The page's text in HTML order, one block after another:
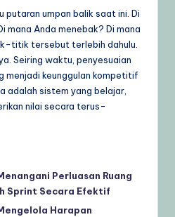
putaran umpan balik saat ini. Di
mana Anda menebak? Di mana
titik tersebut terlebih dahulu.
Seiring waktu, penyesuaian
menjadi keunggulan kompetitif
adalah sistem yang belajar,
nilai secara terus-
Perluasan Ruang
Sprint Secara Efektif
Harapan